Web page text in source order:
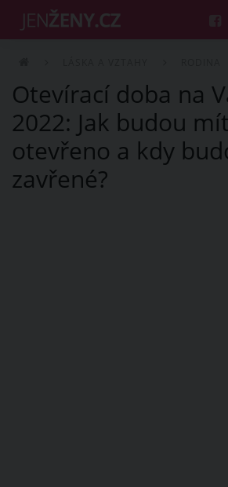
Otevírací doba na
2022: Jak budou
otevřeno a kdy
zavřené?